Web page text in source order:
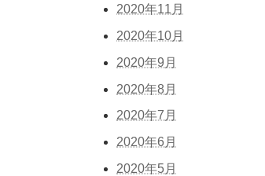
2020年11月
2020年10月
2020年9月
2020年8月
2020年7月
2020年6月
2020年5月